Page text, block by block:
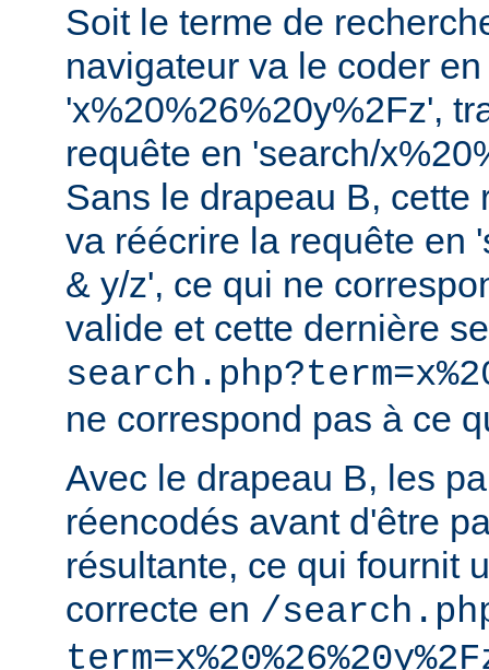
Soit le terme de
navigateur va le coder en
'x%20%26%20y%2Fz',
requête en 'search/
Sans le drapeau B, cette
va réécrire la requête en
& y/z', ce qui ne
valide et cette dernière
ne correspond pas à ce
Avec le drapeau B, les
réencodés avant d'être
résultante, ce qui fournit
correcte en /